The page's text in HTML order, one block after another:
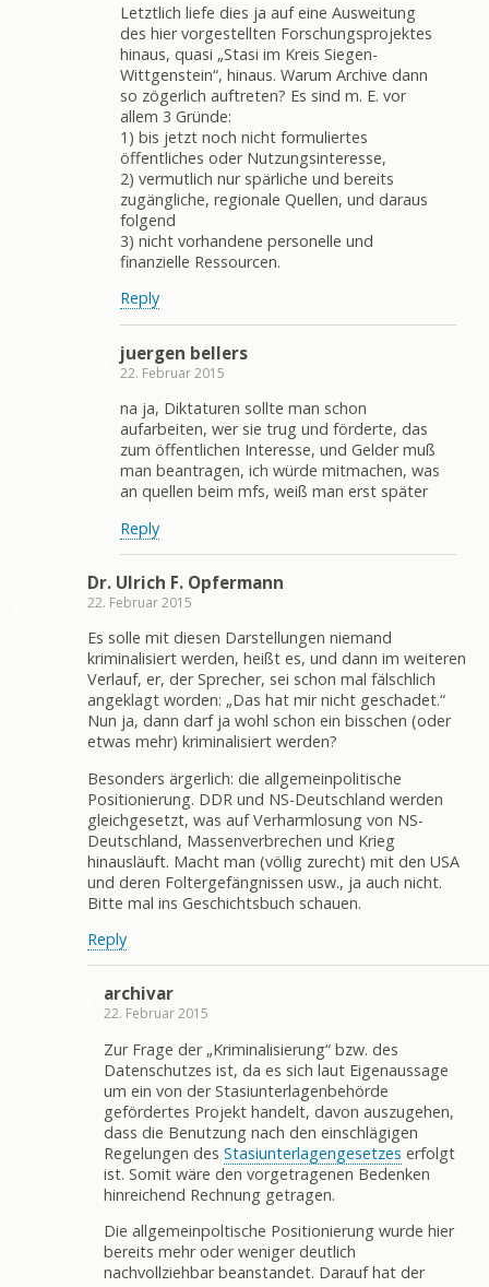
Letztlich liefe dies ja auf eine Ausweitung
des hier vorgestellten Forschungsprojektes
hinaus, quasi „Stasi im Kreis Siegen-
Wittgenstein“, hinaus. Warum Archive dann
so zögerlich auftreten? Es sind m. E. vor
allem 3 Gründe:
1) bis jetzt noch nicht formuliertes
öffentliches oder Nutzungsinteresse,
2) vermutlich nur spärliche und bereits
zugängliche, regionale Quellen, und daraus
folgend
3) nicht vorhandene personelle und
finanzielle Ressourcen.
Reply
juergen bellers
22. Februar 2015
na ja, Diktaturen sollte man schon
aufarbeiten, wer sie trug und förderte, das
zum öffentlichen Interesse, und Gelder muß
man beantragen, ich würde mitmachen, was
an quellen beim mfs, weiß man erst später
Reply
Dr. Ulrich F. Opfermann
22. Februar 2015
Es solle mit diesen Darstellungen niemand
kriminalisiert werden, heißt es, und dann im weiteren
Verlauf, er, der Sprecher, sei schon mal fälschlich
angeklagt worden: „Das hat mir nicht geschadet.“
Nun ja, dann darf ja wohl schon ein bisschen (oder
etwas mehr) kriminalisiert werden?
Besonders ärgerlich: die allgemeinpolitische
Positionierung. DDR und NS-Deutschland werden
gleichgesetzt, was auf Verharmlosung von NS-
Deutschland, Massenverbrechen und Krieg
hinausläuft. Macht man (völlig zurecht) mit den USA
und deren Foltergefängnissen usw., ja auch nicht.
Bitte mal ins Geschichtsbuch schauen.
Reply
archivar
22. Februar 2015
Zur Frage der „Kriminalisierung“ bzw. des
Datenschutzes ist, da es sich laut Eigenaussage
um ein von der Stasiunterlagenbehörde
gefördertes Projekt handelt, davon auszugehen,
dass die Benutzung nach den einschlägigen
Regelungen des Stasiunterlagengesetzes erfolgt
ist. Somit wäre den vorgetragenen Bedenken
hinreichend Rechnung getragen.
Die allgemeinpoltische Positionierung wurde hier
bereits mehr oder weniger deutlich
nachvollziehbar beanstandet. Darauf hat der